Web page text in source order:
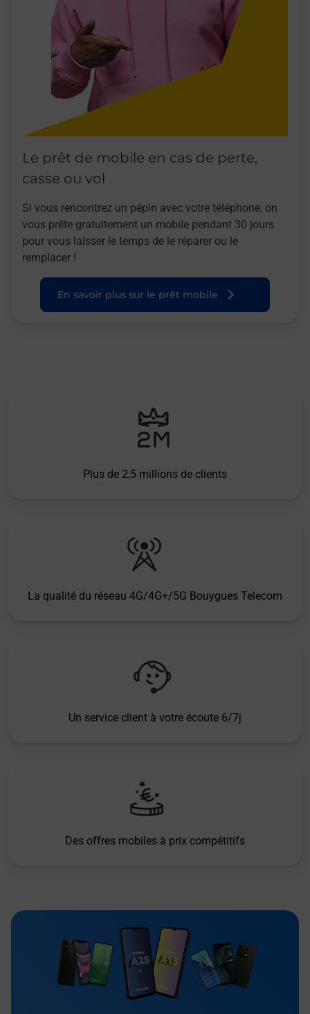
Le prêt de mobile en cas de perte,
casse ou vol
Si vous rencontrez un pépin avec votre téléphone, on
vous prête gratuitement un mobile pendant 30 jours
pour vous laisser le temps de le réparer ou le
remplacer !
En savoir plus sur le prêt mobile
Plus de 2,5 millions de clients
La qualité du réseau 4G/4G+/5G Bouygues Telecom
Un service client à votre écoute 6/7j
Des offres mobiles à prix compétitifs